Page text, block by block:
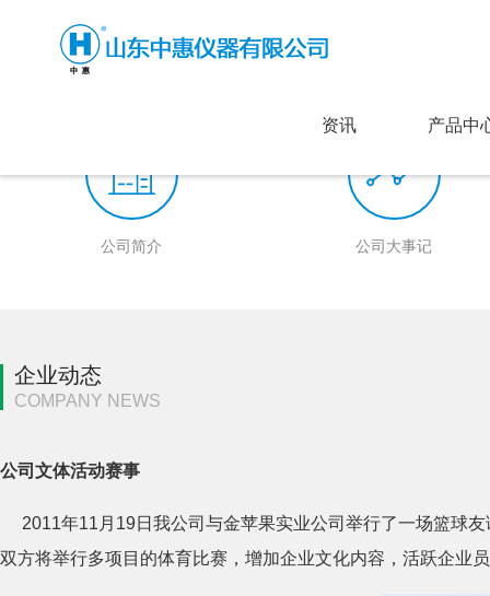
资讯 产品中
公司简介 公司大事记
企业动态
COMPANY NEWS
公司文体活动赛事
2011年11月19日我公司与金苹果实业公司举行了一场篮球
双方将举行多项目的体育比赛，增加企业文化内容，活跃企业